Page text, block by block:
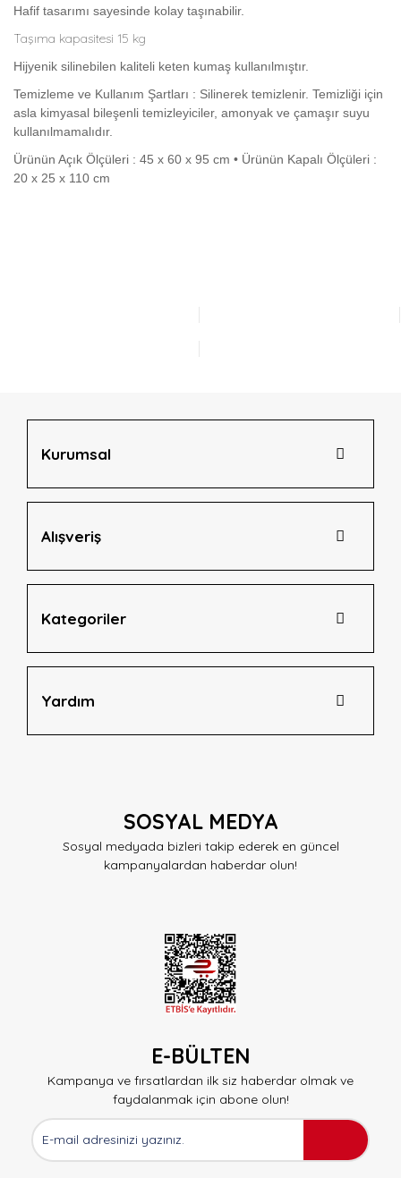
Hafif tasarımı sayesinde kolay taşınabilir.
Taşıma kapasitesi 15 kg
Hijyenik silinebilen kaliteli keten kumaş kullanılmıştır.
Temizleme ve Kullanım Şartları : Silinerek temizlenir. Temizliği için
asla kimyasal bileşenli temizleyiciler, amonyak ve çamaşır suyu
kullanılmamalıdır.
Ürünün Açık Ölçüleri : 45 x 60 x 95 cm • Ürünün Kapalı Ölçüleri :
20 x 25 x 110 cm
Ürün açıklamasında eksik bilgiler bulunuyor.
Kurumsal
Alışveriş
Kategoriler
Yardım
SOSYAL MEDYA
Sosyal medyada bizleri takip ederek en güncel
kampanyalardan haberdar olun!
E-BÜLTEN
Kampanya ve fırsatlardan ilk siz haberdar olmak ve
faydalanmak için abone olun!